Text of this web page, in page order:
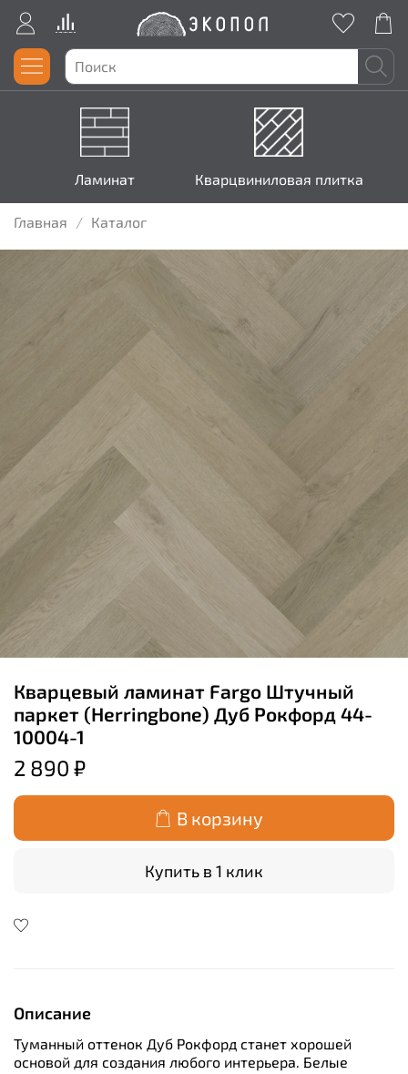
Ламинат Кварцвиниловая плитка
Главная Каталог
Кварцевый ламинат Fargo Штучный
паркет (Herringbone) Дуб Рокфорд 44-
10004-1
2 890 ₽
В корзину
Купить в 1 клик
Описание
Туманный оттенок Дуб Рокфорд станет хорошей
основой для создания любого интерьера. Белые